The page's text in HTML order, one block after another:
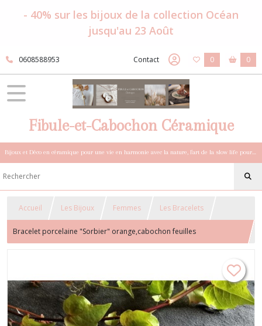
- 40% sur les bijoux de la collection Océan
jusqu'au 23 Août
0608588953 Contact 0 0
Fibule-et-Cabochon Céramique
Bijoux et Déco en céramique pour une vie en harmonie avec la nature, l'art de la slow life pour esprits sensibles et bohèmes.
Accueil Les Bijoux Femmes Les Bracelets
Bracelet porcelaine "Sorbier" orange,cabochon feuilles